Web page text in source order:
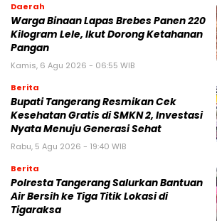
Daerah
Warga Binaan Lapas Brebes Panen 220
Kilogram Lele, Ikut Dorong Ketahanan
Pangan
Kamis, 6 Agu 2026 - 06:55 WIB
Berita
‎Bupati Tangerang Resmikan Cek
Kesehatan Gratis di SMKN 2, Investasi
Nyata Menuju Generasi Sehat
Rabu, 5 Agu 2026 - 19:40 WIB
Berita
Polresta Tangerang Salurkan Bantuan
Air Bersih ke Tiga Titik Lokasi di
Tigaraksa